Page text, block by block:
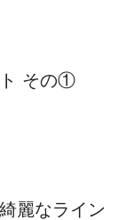
ト その①
麗なライン